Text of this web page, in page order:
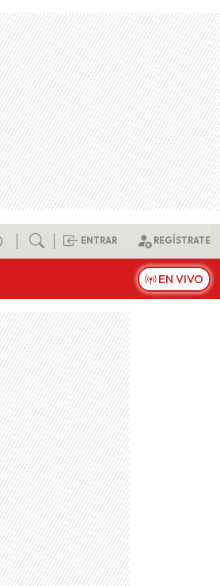
ENTRAR REGÍSTRATE
EN VIVO